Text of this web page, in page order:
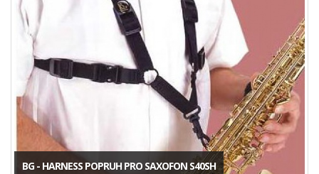
BG - HARNESS POPRUH PRO SAXOFON S40SH